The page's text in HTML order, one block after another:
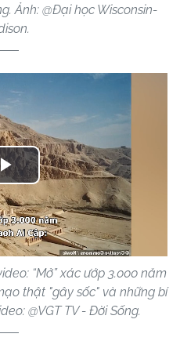
Ảnh: @Đại học Wisconsin-
Play
Video
“Mở” xác ướp 3.000 năm
thật "gây sốc" và những bí
@VGT TV - Đời Sống.